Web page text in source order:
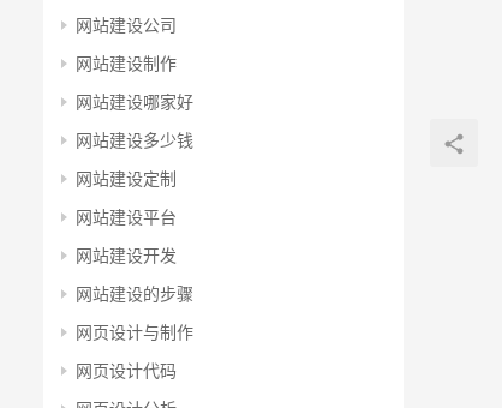
网站建设公司
网站建设制作
网站建设哪家好
网站建设多少钱
网站建设定制
网站建设平台
网站建设开发
网站建设的步骤
网页设计与制作
网页设计代码